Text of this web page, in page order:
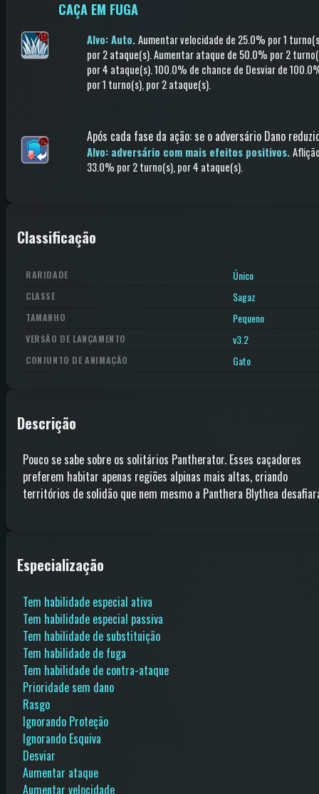
CAÇA EM FUGA
Alvo: Auto.Aumentar velocidade de 25.0% por 1
por 2 ataque(s).Aumentar ataque de 50.0% por 2
por 4 ataque(s).100.0% de chance de Desviarde
por 1 turno(s), por 2 ataque(s).
Após cada fase da ação: se o adversário Dano
Alvo: adversário com mais efeitos positivos.
33.0% por 2 turno(s), por 4 ataque(s).
Classificação
RARIDADE Único
CLASSE Sagaz
TAMANHO Pequeno
VERSÃO DE LANÇAMENTO v3.2
CONJUNTO DE ANIMAÇÃO Gato
Descrição
Pouco se sabe sobre os solitários Pantherator. Esses caçadores
preferem habitar apenas regiões alpinas mais altas, criando
territórios de solidão que nem mesmo a Panthera Blythea
Especialização
Tem habilidade especial ativa
Tem habilidade especial passiva
Tem habilidade de substituição
Tem habilidade de fuga
Tem habilidade de contra-ataque
Prioridade sem dano
Rasgo
Ignorando Proteção
Ignorando Esquiva
Desviar
Aumentar ataque
Aumentar velocidade